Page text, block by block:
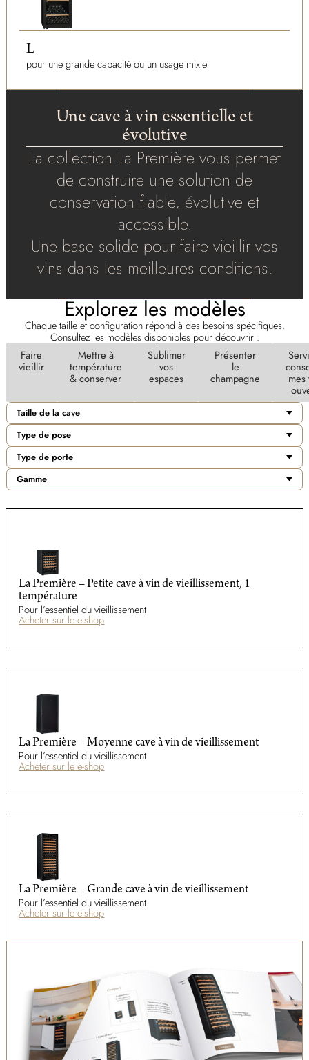
L
pour une grande capacité ou un usage mixte
Une cave à vin essentielle et
évolutive
La collection La Première vous permet
de construire une solution de
conservation fiable, évolutive et
accessible.
Une base solide pour faire vieillir vos
vins dans les meilleures conditions.
Explorez les modèles
Chaque taille et configuration répond à des besoins spécifiques.
Consultez les modèles disponibles pour découvrir :
Faire
vieillir
Mettre à
température
& conserver
Sublimer
vos
espaces
Présenter
le
champagne
mes
Taille de la cave
Type de pose
Type de porte
Gamme
La Première – Petite cave à vin de vieillissement, 1
température
Pour l’essentiel du vieillissement
Acheter sur le e-shop
La Première – Moyenne cave à vin de vieillissement
Pour l’essentiel du vieillissement
Acheter sur le e-shop
La Première – Grande cave à vin de vieillissement
Pour l’essentiel du vieillissement
Acheter sur le e-shop